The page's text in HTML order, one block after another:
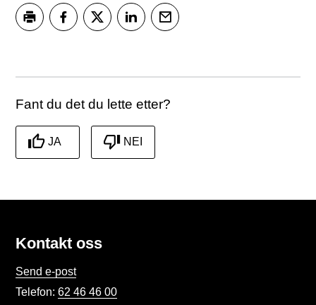
Fant du det du lette etter?
JA NEI
Kontakt oss
Send e-post
Telefon:62 46 46 00